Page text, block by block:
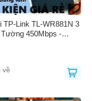
TP-Link TL-WR881N 3
450Mbps -
Trạng Đẹp, Bảo
Dễ Dàng Cài Đặt
về